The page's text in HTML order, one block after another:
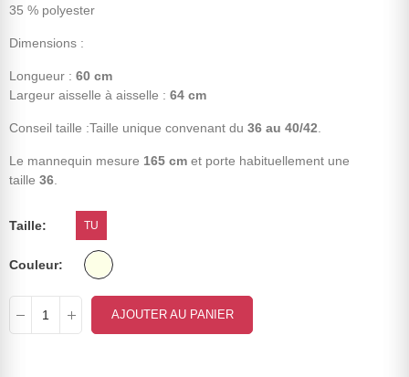
35 % polyester
Dimensions :
Longueur : 60 cm
Largeur aisselle à aisselle : 64 cm
Conseil taille :Taille unique convenant du 36 au 40/42
Le mannequin mesure 165 cm et porte habituellement une
taille 36
Taille TU
Couleur
AJOUTER AU PANIER